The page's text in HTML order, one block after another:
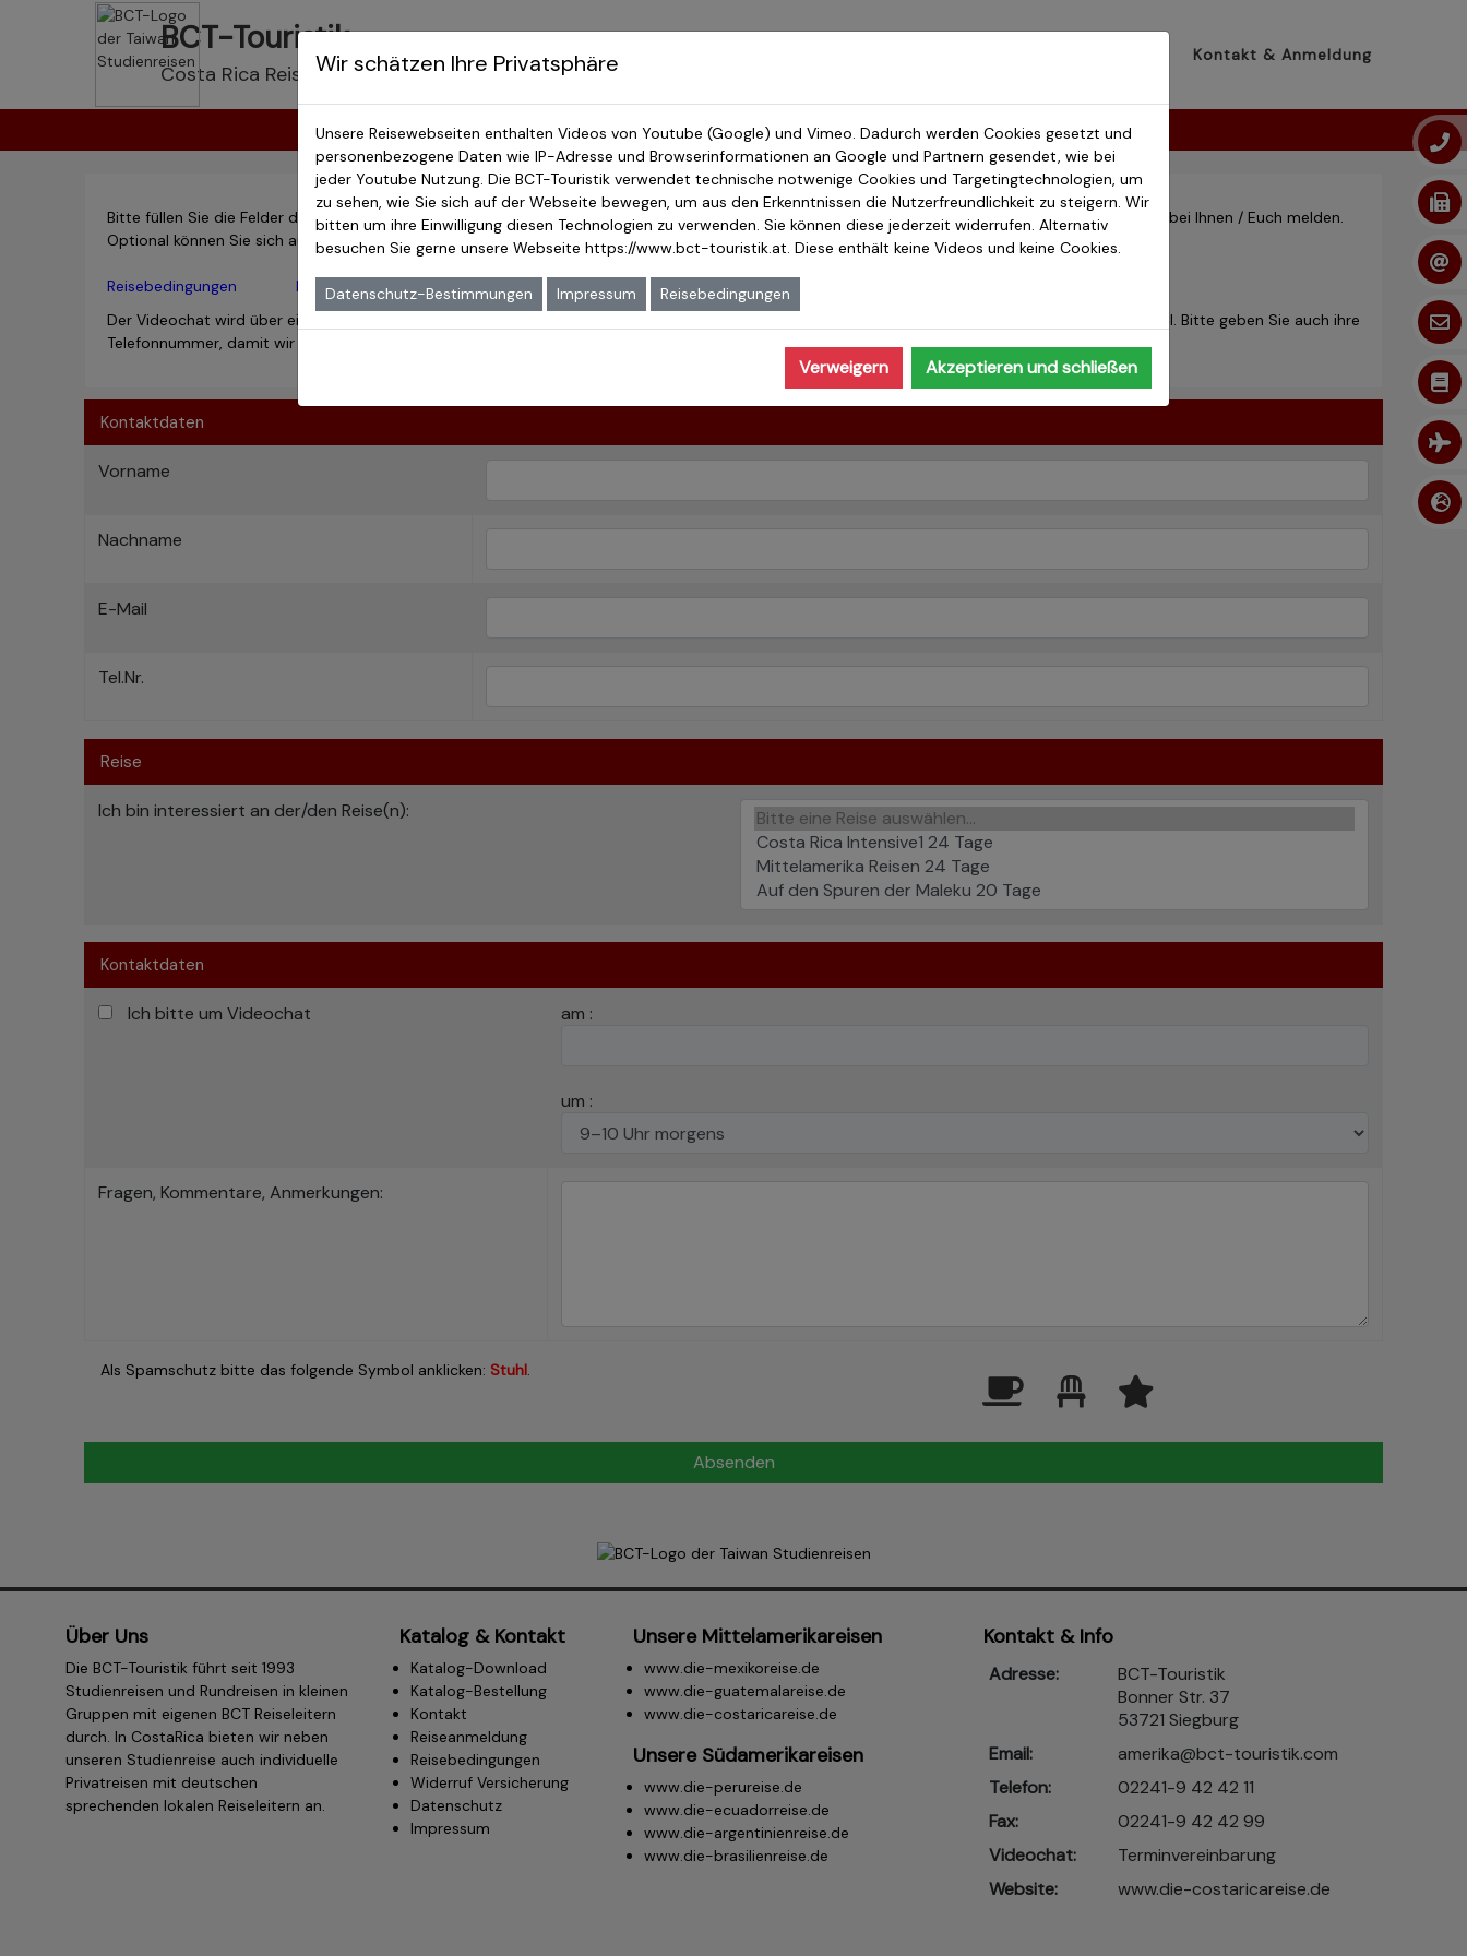
BCT-Touristik
Costa Rica Reisen
Costa Rica Studienreisen Kontakt & Anmeldung
Videochat
Bitte füllen Sie die Felder des Formulars aus und geben Sie sofern schon feststehend die geplanten Reisedaten an. Wir werden uns dann umgehend bei Ihnen / Euch melden.
Optional können Sie sich auch zurückrufen lassen.
Reisebedingungen
Hinweise zum Datenschutz
Der Videochat wird über einem deutscher Server nach deutschen Datenschutz durchgeführt. Wir senden Ihnen für den Videochat ein Link per E-Mail. Bitte geben Sie auch ihre
Telefonnummer, damit wir Sie bei technischen Problem hierüber erreichen können.
Kontaktdaten
Vorname
Nachname
E-Mail
Tel.Nr.
Reise
Ich bin interessiert an der/den Reise(n):
Kontaktdaten
Ich bitte um Videochat am :
um :
Fragen, Kommentare, Anmerkungen:
Als Spamschutz bitte das folgende Symbol anklicken: Stuhl.
Wir schätzen Ihre Privatsphäre
Unsere Reisewebseiten enthalten Videos von Youtube (Google) und Vimeo. Dadurch werden Cookies gesetzt und
personenbezogene Daten wie IP-Adresse und Browserinformationen an Google und Partnern gesendet, wie bei
jeder Youtube Nutzung. Die BCT-Touristik verwendet technische notwenige Cookies und Targetingtechnologien, um
zu sehen, wie Sie sich auf der Webseite bewegen, um aus den Erkenntnissen die Nutzerfreundlichkeit zu steigern. Wir
bitten um ihre Einwilligung diesen Technologien zu verwenden. Sie können diese jederzeit widerrufen. Alternativ
besuchen Sie gerne unsere Webseite https://www.bct-touristik.at. Diese enthält keine Videos und keine Cookies.
Datenschutz-Bestimmungen Impressum Reisebedingungen
Verweigern Akzeptieren und schließen
Über Uns
Die BCT-Touristik führt seit 1993
Studienreisen und Rundreisen in kleinen
Gruppen mit eigenen BCT Reiseleitern
durch. In CostaRica bieten wir neben
unseren Studienreise auch individuelle
Privatreisen mit deutschen
sprechenden lokalen Reiseleitern an.
Katalog & Kontakt
Katalog-Download
Katalog-Bestellung
Kontakt
Reiseanmeldung
Reisebedingungen
Widerruf Versicherung
Datenschutz
Impressum
Unsere Mittelamerikareisen
www.die-mexikoreise.de
www.die-guatemalareise.de
www.die-costaricareise.de
Unsere Südamerikareisen
www.die-perureise.de
www.die-ecuadorreise.de
www.die-argentinienreise.de
www.die-brasilienreise.de
Kontakt & Info
Adresse:
BCT-Touristik
Bonner Str. 37
53721 Siegburg
Email:
amerika@bct-touristik.com
Telefon:
02241-9 42 42 11
Fax:
02241-9 42 42 99
Videochat:
Terminvereinbarung
Website:
www.die-costaricareise.de